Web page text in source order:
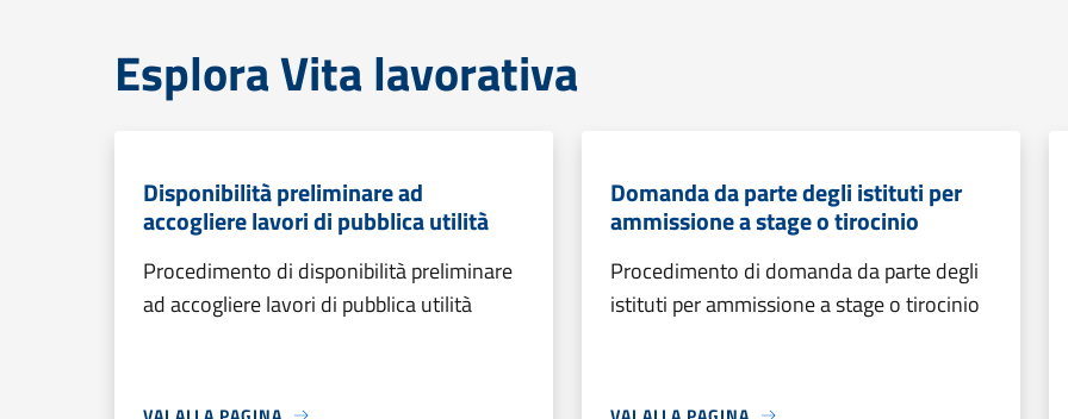
Esplora Vita lavorativa
Disponibilità preliminare ad
accogliere lavori di pubblica utilità
Procedimento di disponibilità preliminare
ad accogliere lavori di pubblica utilità
Domanda da parte degli istituti per
ammissione a stage o tirocinio
Procedimento di domanda da parte degli
istituti per ammissione a stage o tirocinio